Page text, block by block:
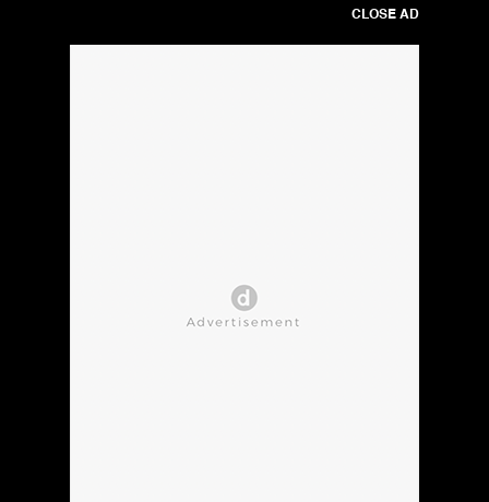
CLOSE AD